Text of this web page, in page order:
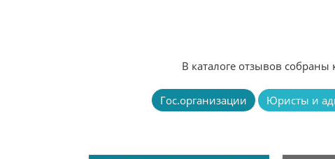
В каталоге отзывов
Гос.организации Юристы и